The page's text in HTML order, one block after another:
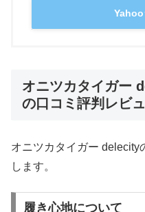
Yahoo
オニツカタイガー
の口コミ評判レビ
オニツカタイガー delecity
します。
履き心地について